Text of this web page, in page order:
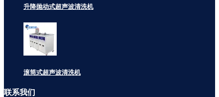
升降抛动式超声波清洗机
滚筒式超声波清洗机
联系我们